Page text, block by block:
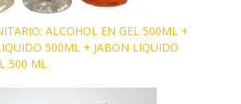
ALCOHOL EN GEL 500ML +
500ML + JABON LIQUIDO
500 ML